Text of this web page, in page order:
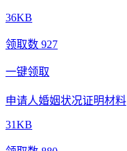
36KB
领取数 927
一键领取
申请人婚姻状况证明材料
31KB